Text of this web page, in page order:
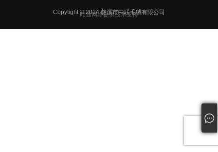
Copytight © 2024 慈溪市中联毛绒有限公司
顺通网络提供技术支持